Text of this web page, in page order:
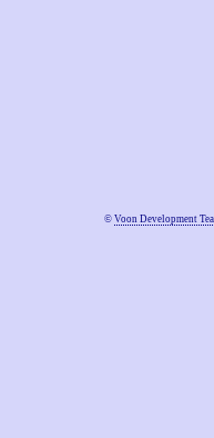
© Voon Development